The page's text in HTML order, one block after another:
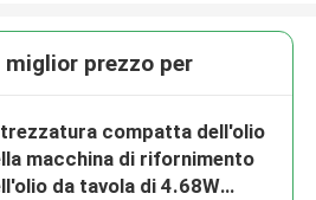
prezzo per
compatta dell'olio
macchina di rifornimento
da tavola di 4.68W